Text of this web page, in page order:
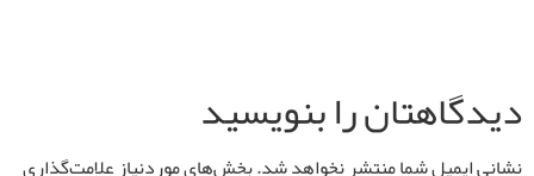
دیدگاهتان را بنویسید
نشانی ایمیل شما منتشر نخواهد شد.بخش‌های موردنیاز علامت‌گذاری